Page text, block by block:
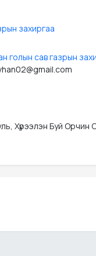
захиргаа
голын сав газрын
Хүрээлэн Буй